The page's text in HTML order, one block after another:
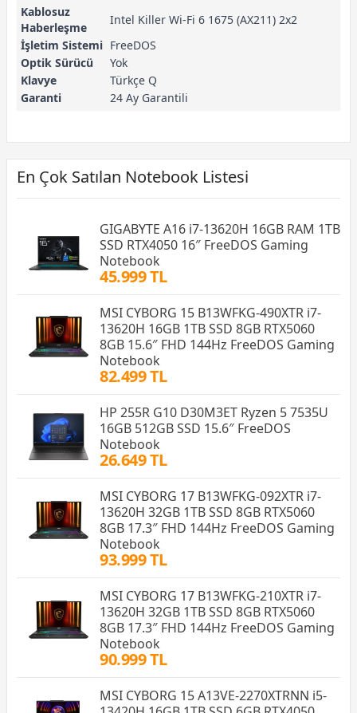
Kablosuz
Haberleşme
Intel Killer Wi-Fi 6 1675 (AX211) 2x2
İşletim Sistemi FreeDOS
Optik Sürücü
Yok
Klavye
Türkçe Q
Garanti
24 Ay Garantili
En Çok Satılan Notebook Listesi
GIGABYTE A16 i7-13620H 16GB RAM 1TB
SSD RTX4050 16″ FreeDOS Gaming
Notebook
45.999 TL
MSI CYBORG 15 B13WFKG-490XTR i7-
13620H 16GB 1TB SSD 8GB RTX5060
8GB 15.6″ FHD 144Hz FreeDOS Gaming
Notebook
82.499 TL
HP 255R G10 D30M3ET Ryzen 5 7535U
16GB 512GB SSD 15.6″ FreeDOS
Notebook
26.649 TL
MSI CYBORG 17 B13WFKG-092XTR i7-
13620H 32GB 1TB SSD 8GB RTX5060
8GB 17.3″ FHD 144Hz FreeDOS Gaming
Notebook
93.999 TL
MSI CYBORG 17 B13WFKG-210XTR i7-
13620H 32GB 1TB SSD 8GB RTX5060
8GB 17.3″ FHD 144Hz FreeDOS Gaming
Notebook
90.999 TL
MSI CYBORG 15 A13VE-2270XTRNN i5-